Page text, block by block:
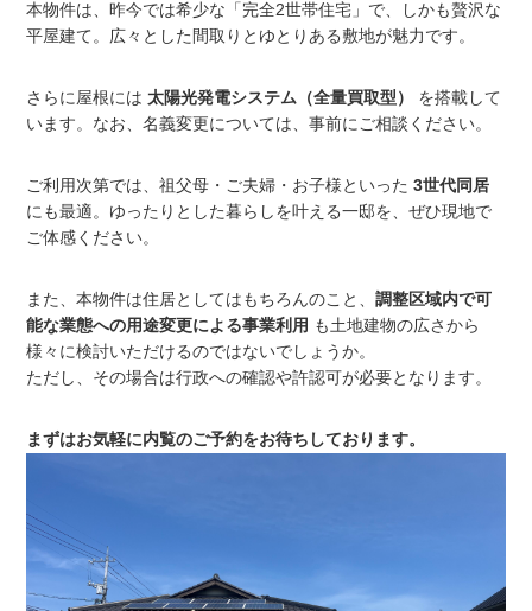
本物件は、昨今では希少な「完全2世帯住宅」で、しかも贅沢な
平屋建て。広々とした間取りとゆとりある敷地が魅力です。
さらに屋根には太陽光発電システム（全量買取型）
を搭載して
います。なお、名義変更については、事前にご相談ください。
ご利用次第では、祖父母・ご夫婦・お子様といった3世代同居
にも最適。ゆったりとした暮らしを叶える一邸を、ぜひ現地で
ご体感ください。
また、本物件は住居としてはもちろんのこと、調整区域内で可
能な業態への用途変更による事業利用 も土地建物の広さから
様々に検討いただけるのではないでしょうか。
ただし、その場合は行政への確認や許認可が必要となります。
まずはお気軽に内覧のご予約をお待ちしております。